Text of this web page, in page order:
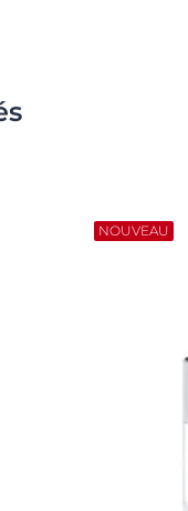
NOUVEAU